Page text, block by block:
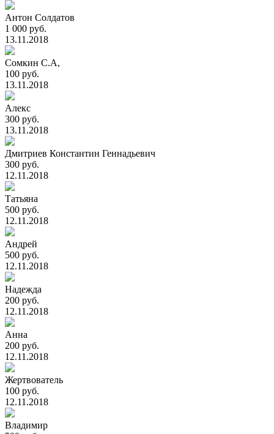
Антон Солдатов
1 000 руб.
13.11.2018
Сомкин С.А,
100 руб.
13.11.2018
Алекс
300 руб.
13.11.2018
Дмитриев Константин Геннадьевич
300 руб.
12.11.2018
Татьяна
500 руб.
12.11.2018
Андрей
500 руб.
12.11.2018
Надежда
200 руб.
12.11.2018
Анна
200 руб.
12.11.2018
Жертвователь
100 руб.
12.11.2018
Владимир